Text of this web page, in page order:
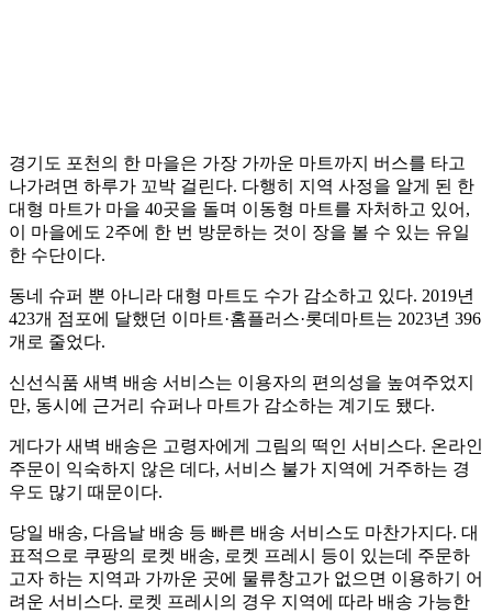
경기도 포천의 한 마을은 가장 가까운 마트까지 버스를 타고
나가려면 하루가 꼬박 걸린다. 다행히 지역 사정을 알게 된 한
대형 마트가 마을 40곳을 돌며 이동형 마트를 자처하고 있어,
이 마을에도 2주에 한 번 방문하는 것이 장을 볼 수 있는 유일
한 수단이다.
동네 슈퍼 뿐 아니라 대형 마트도 수가 감소하고 있다. 2019년
423개 점포에 달했던 이마트·홈플러스·롯데마트는 2023년 396
개로 줄었다.
신선식품 새벽 배송 서비스는 이용자의 편의성을 높여주었지
만, 동시에 근거리 슈퍼나 마트가 감소하는 계기도 됐다.
게다가 새벽 배송은 고령자에게 그림의 떡인 서비스다. 온라인
주문이 익숙하지 않은 데다, 서비스 불가 지역에 거주하는 경
우도 많기 때문이다.
당일 배송, 다음날 배송 등 빠른 배송 서비스도 마찬가지다. 대
표적으로 쿠팡의 로켓 배송, 로켓 프레시 등이 있는데 주문하
고자 하는 지역과 가까운 곳에 물류창고가 없으면 이용하기 어
려운 서비스다. 로켓 프레시의 경우 지역에 따라 배송 가능한